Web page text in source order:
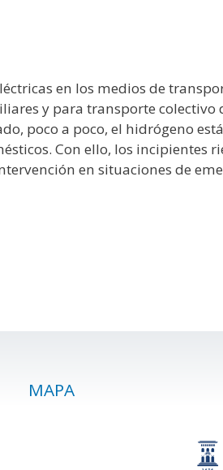
en los medios de
y para transporte
poco a poco, el hidrógeno
Con ello, los incipientes
en situaciones de
MAPA